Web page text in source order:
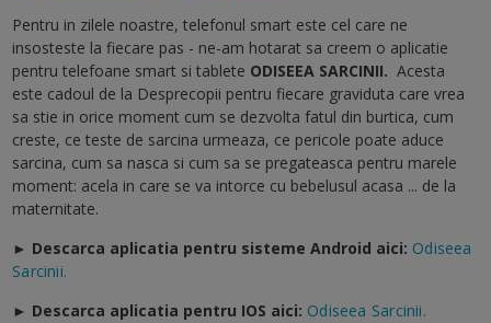
Pentru in zilele noastre, telefonul smart este cel care ne
insosteste la fiecare pas - ne-am hotarat sa creem o aplicatie
pentru telefoane smart si tablete ODISEEA SARCINII. Acesta
este cadoul de la Desprecopii pentru fiecare graviduta care vrea
sa stie in orice moment cum se dezvolta fatul din burtica, cum
creste, ce teste de sarcina urmeaza, ce pericole poate aduce
sarcina, cum sa nasca si cum sa se pregateasca pentru marele
moment: acela in care se va intorce cu bebelusul acasa ... de la
maternitate.
► Descarca aplicatia pentru sisteme Android aici: Odiseea
Sarcinii.
► Descarca aplicatia pentru IOS aici: Odiseea Sarcinii.